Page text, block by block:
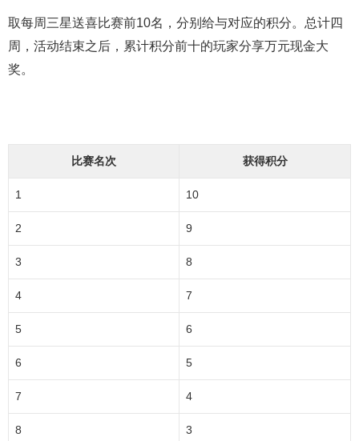
取每周三星送喜比赛前10名，分别给与对应的积分。总计四
周，活动结束之后，累计积分前十的玩家分享万元现金大
奖。
比赛名次 获得积分
1 10
2 9
3 8
4 7
5 6
6 5
7 4
8 3